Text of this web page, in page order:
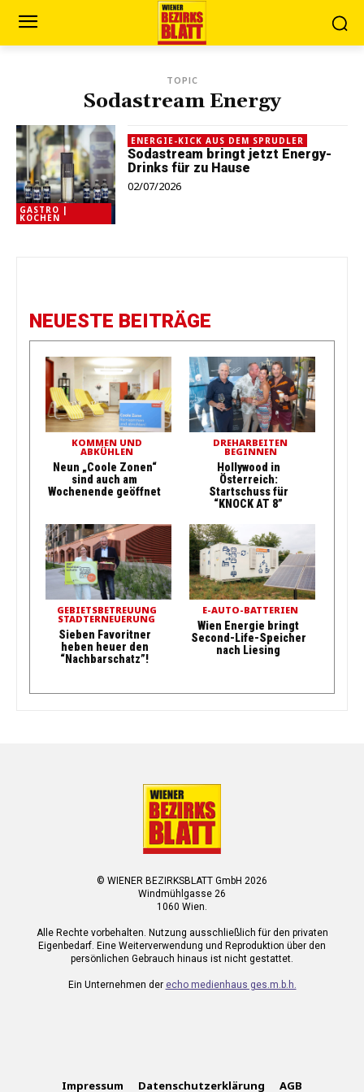
TOPIC
Sodastream Energy
GASTRO |
KOCHEN
ENERGIE-KICK AUS DEM SPRUDLER
Sodastream bringt jetzt Energy-
Drinks für zu Hause
02/07/2026
NEUESTE BEITRÄGE
KOMMEN UND
ABKÜHLEN
Neun „Coole Zonen“
sind auch am
Wochenende geöffnet
DREHARBEITEN
BEGINNEN
Hollywood in
Österreich:
Startschuss für
“KNOCK AT 8”
GEBIETSBETREUUNG
STADTERNEUERUNG
Sieben Favoritner
heben heuer den
“Nachbarschatz”!
E-AUTO-BATTERIEN
Wien Energie bringt
Second-Life-Speicher
nach Liesing
© WIENER BEZIRKSBLATT GmbH 2026
Windmühlgasse 26
1060 Wien.
Alle Rechte vorbehalten. Nutzung ausschließlich für den privaten
Eigenbedarf. Eine Weiterverwendung und Reproduktion über den
persönlichen Gebrauch hinaus ist nicht gestattet.
Ein Unternehmen der echo medienhaus ges.m.b.h.
Impressum Datenschutzerklärung AGB